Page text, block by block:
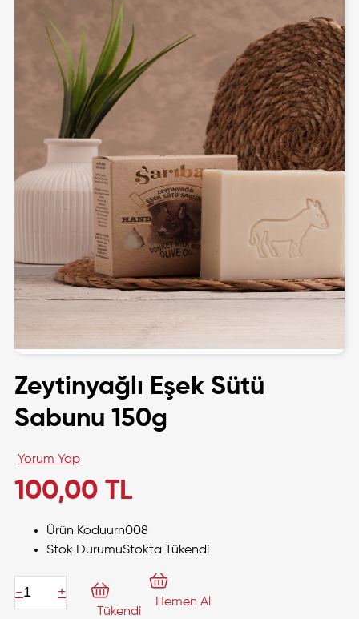
Zeytinyağlı Eşek Sütü
Sabunu 150g
Yorum Yap
100,00 TL
Ürün Koduurn008
Stok DurumuStokta Tükendi
- +
Tükendi
Hemen Al